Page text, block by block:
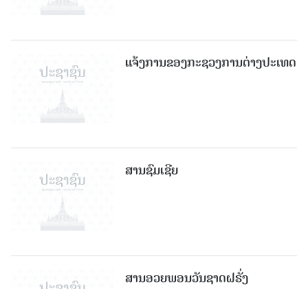
ແຈ້ງການຂອງກະຊວງການຕ່າງປະເທດ
ສານຊົມເຊີຍ
ສານອວຍພອນວັນຊາດຝຣັ່ງ